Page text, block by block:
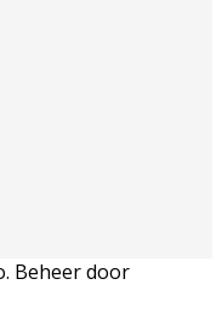
Beheer door